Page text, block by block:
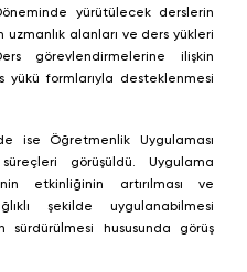
yürütülecek derslerin
uzmanlık alanları ve ders yükleri
görevlendirmelerine ilişkin
yükü formlarıyla desteklenmesi
ise Öğretmenlik Uygulaması
görüşüldü. Uygulama
etkinliğinin artırılması ve
şekilde uygulanabilmesi
sürdürülmesi hususunda görüş